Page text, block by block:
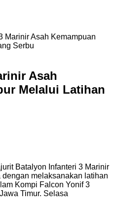
Marinir Asah Kemampuan
Serbu
Asah
Melalui Latihan
Batalyon Infanteri 3 Marinir
melaksanakan latihan
Kompi Falcon Yonif 3
Timur. Selasa